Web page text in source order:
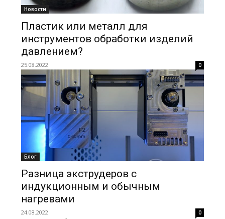
Новости
Пластик или металл для
инструментов обработки изделий
давлением?
25.08.2022 0
Блог
Разница экструдеров с
индукционным и обычным
нагревами
24.08.2022 0